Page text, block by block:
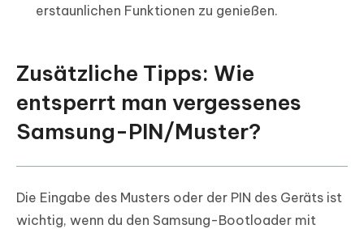
erstaunlichen Funktionen zu genießen.
Zusätzliche Tipps: Wie
entsperrt man vergessenes
Samsung-PIN/Muster?
Die Eingabe des Musters oder der PIN des Geräts ist
wichtig, wenn du den Samsung-Bootloader mit